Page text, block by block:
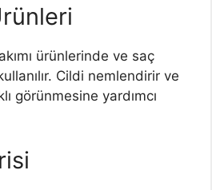
ürünlerinde ve saç
Cildi nemlendirir ve
görünmesine yardımcı